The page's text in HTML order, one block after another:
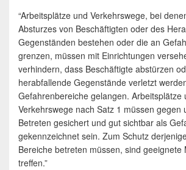
“Arbeitsplätze und Verkehrswege, bei
Absturzes von Beschäftigten oder des
Gegenständen bestehen oder die an
grenzen, müssen mit Einrichtungen
verhindern, dass Beschäftigte abstürzen
herabfallende Gegenstände verletzt
Gefahrenbereiche gelangen. Arbeitsplätze
Verkehrswege nach Satz 1 müssen gegen
Betreten gesichert und gut sichtbar als
gekennzeichnet sein. Zum Schutz
Bereiche betreten müssen, sind geeignete
treffen.”